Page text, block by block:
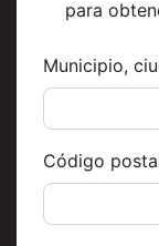
para
Municipio,
Código